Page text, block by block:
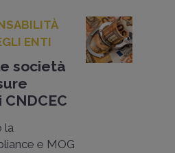
ENTI
società
la
e MOG